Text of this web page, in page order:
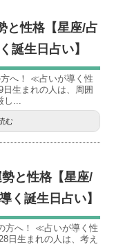
と性格【星座/占
誕生日占い】
へ！ ≪占いが導く性
生まれの人は、周囲
...
む
と性格【星座/
く誕生日占い】
方へ！ ≪占いが導く性
日生まれの人は、考え